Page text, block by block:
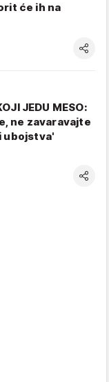
će ih na
JEDU MESO:
ne zavaravajte
ubojstva'